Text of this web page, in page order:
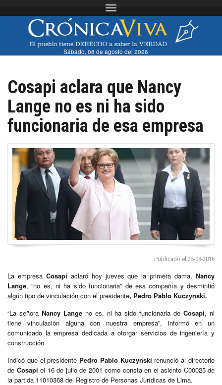
Toggle navigation
Sábado, 08 de agosto del 2026
Cosapi aclara que Nancy
Lange no es ni ha sido
funcionaria de esa empresa
Publicado el 25-08-2016
La empresa Cosapi aclaró hoy jueves que la primera dama,Nancy
Lange, “no es, ni ha sido funcionaria” de esa compañía y desmintió
algún tipo de vinculación con el presidente, Pedro Pablo Kuczynski.
“La señora Nancy Langeno es, ni ha sido funcionaria deCosapi, ni
tiene vinculación alguna con nuestra empresa”, informó en un
comunicado la empresa dedicada a otorgar servicios de ingeniería y
construcción.
Indicó que el presidente Pedro Pablo Kuczynski renunció al directorio
de Cosapi el 16 de julio de 2001 como consta en el asiento C00025 de
la partida 11010368 del Registro de Personas Jurídicas de Lima.